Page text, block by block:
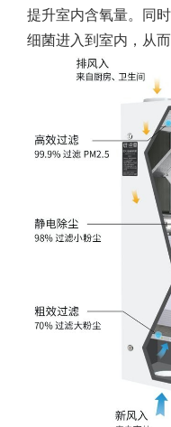
提升室内含氧量。同
细菌进入到室内，从